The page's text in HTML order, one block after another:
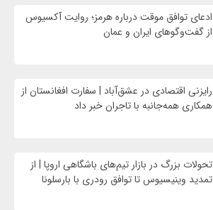
ادعای توافق موقت درباره هرمز؛ روایت آکسیوس
از گفت‌وگوهای ایران و عمان
رایزنی اقتصادی در عشق‌آباد | سفارت افغانستان از
همکاری همه‌جانبه با تاجران خبر داد
تحولات بزرگ در بازار تیم‌های باشگاهی اروپا | از
تمدید وینیسیوس تا توافق رودری با بارسلونا